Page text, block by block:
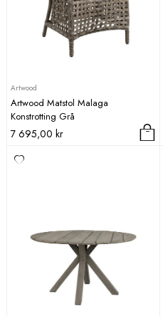
Artwood
Artwood Matstol Malaga
Konstrotting Grå
7 695,00 kr